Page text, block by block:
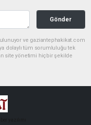
Gönder
ve gaziantephakikat.com
dolaylı tüm sorumluluğu tek
site yönetimi hiçbir şekilde